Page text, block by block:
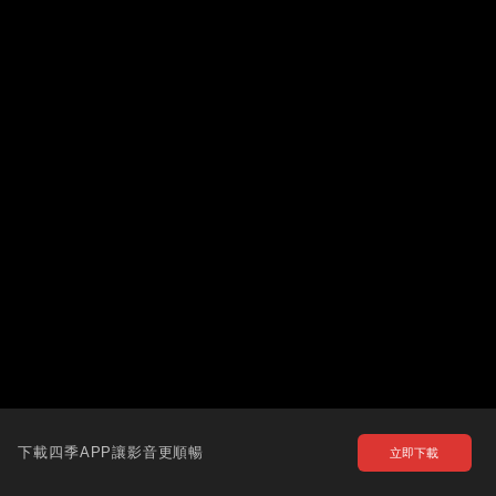
下載四季APP讓影音更順暢 立即下載